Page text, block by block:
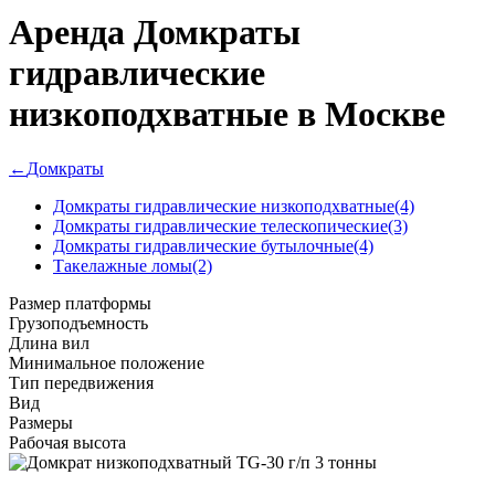
Аренда Домкраты
гидравлические
низкоподхватные в Москве
← Домкраты
Домкраты гидравлические низкоподхватные(4)
Домкраты гидравлические телескопические(3)
Домкраты гидравлические бутылочные(4)
Такелажные ломы(2)
Размер платформы
Грузоподъемность
Длина вил
Минимальное положение
Тип передвижения
Вид
Размеры
Рабочая высота